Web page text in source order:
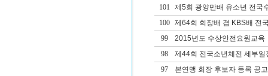
101
제5회 광양만배 유소년 전국
100
제64회 회장배 겸 KBS배 전
99
2015년도 수상안전요원교육
98
제44회 전국소년체전 세부일
97
본연맹 회장 후보자 등록 공고